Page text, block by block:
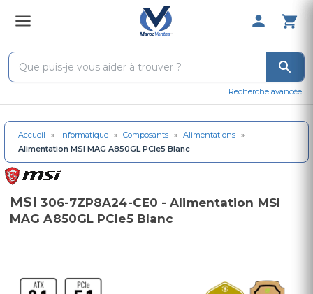
0 Produit
Recherche avancée
Accueil » Informatique » Composants » Alimentations »
Alimentation MSI MAG A850GL PCIe5 Blanc
MSI306-7ZP8A24-CE0 - Alimentation MSI
MAG A850GL PCIe5 Blanc